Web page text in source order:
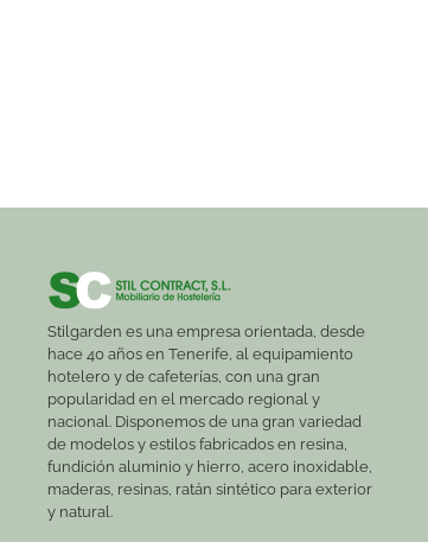
Stilgarden es una empresa orientada, desde
hace 40 años en Tenerife, al equipamiento
hotelero y de cafeterías, con una gran
popularidad en el mercado regional y
nacional. Disponemos de una gran variedad
de modelos y estilos fabricados en resina,
fundición aluminio y hierro, acero inoxidable,
maderas, resinas, ratán sintético para exterior
y natural.